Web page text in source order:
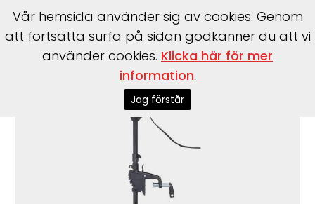
Elmotorer>MotorGuide
Vår hemsida använder sig av cookies. Genom
att fortsätta surfa på sidan godkänner du att vi
använder cookies. Klicka här för mer
information.
Jag förstår